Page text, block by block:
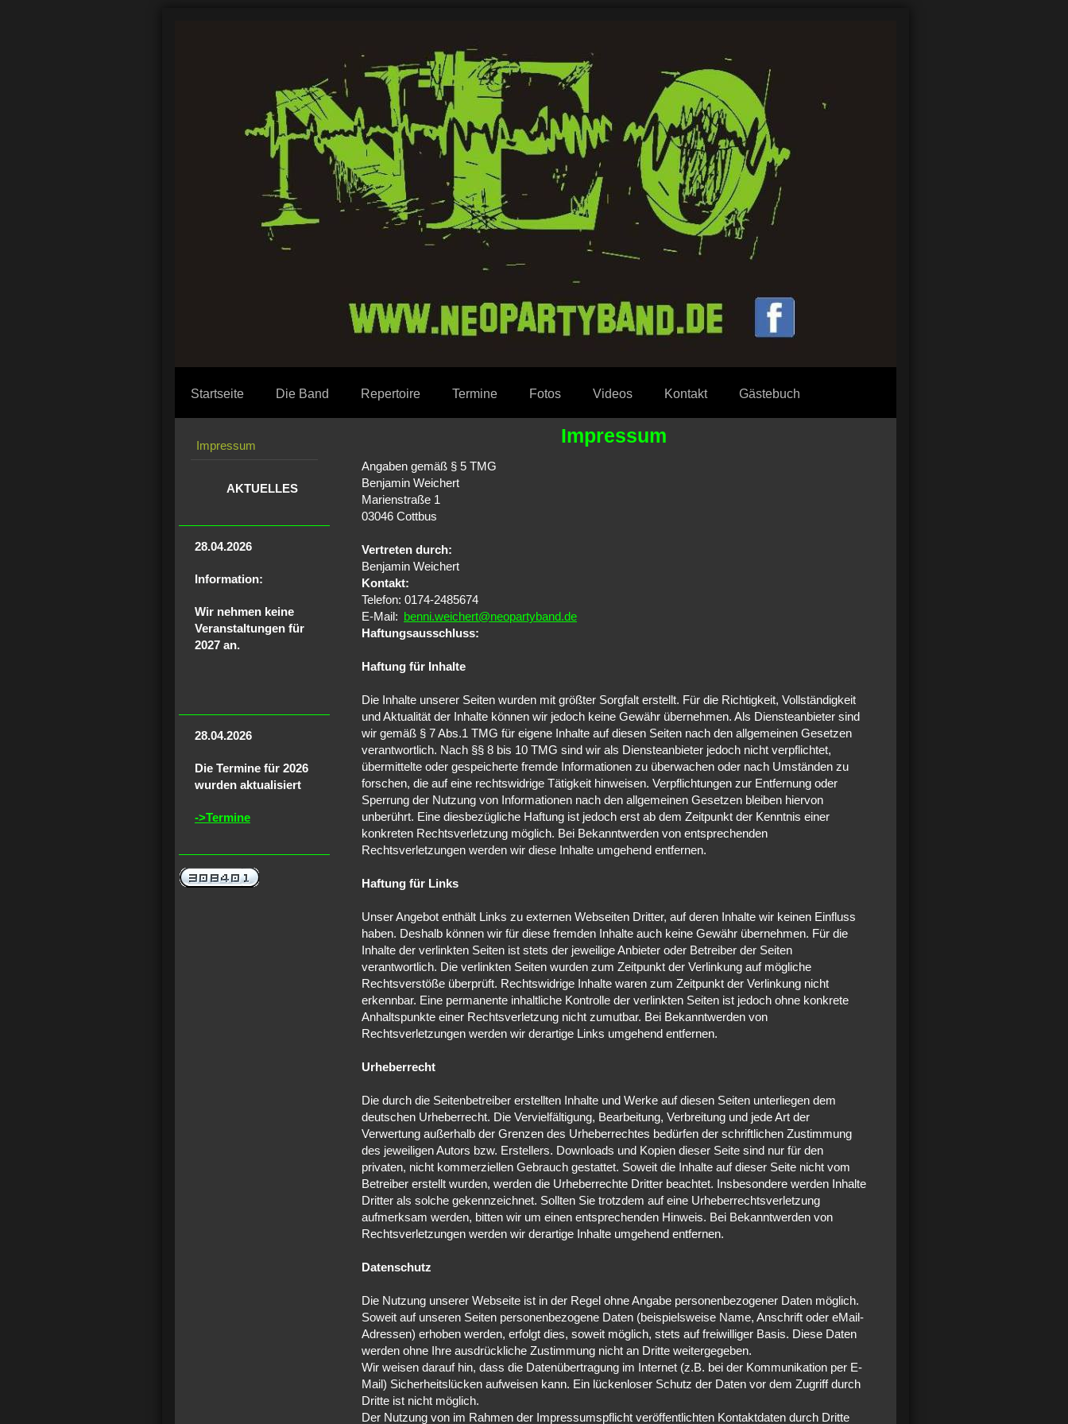
Startseite Die Band Repertoire Termine Fotos Videos Kontakt Gästebuch
Impressum
AKTUELLES
28.04.2026
Information:
Wir nehmen keine
Veranstaltungen für
2027 an.
28.04.2026
Die Termine für 2026
wurden aktualisiert
->Termine
Impressum
Angaben gemäß § 5 TMG
Benjamin Weichert
Marienstraße 1
03046 Cottbus
Vertreten durch:
Benjamin Weichert
Kontakt:
Telefon: 0174-2485674
E-Mail: benni.weichert@neopartyband.de
Haftungsausschluss:
Haftung für Inhalte
Die Inhalte unserer Seiten wurden mit größter Sorgfalt erstellt. Für die Richtigkeit, Vollständigkeit
und Aktualität der Inhalte können wir jedoch keine Gewähr übernehmen. Als Diensteanbieter sind
wir gemäß § 7 Abs.1 TMG für eigene Inhalte auf diesen Seiten nach den allgemeinen Gesetzen
verantwortlich. Nach §§ 8 bis 10 TMG sind wir als Diensteanbieter jedoch nicht verpflichtet,
übermittelte oder gespeicherte fremde Informationen zu überwachen oder nach Umständen zu
forschen, die auf eine rechtswidrige Tätigkeit hinweisen. Verpflichtungen zur Entfernung oder
Sperrung der Nutzung von Informationen nach den allgemeinen Gesetzen bleiben hiervon
unberührt. Eine diesbezügliche Haftung ist jedoch erst ab dem Zeitpunkt der Kenntnis einer
konkreten Rechtsverletzung möglich. Bei Bekanntwerden von entsprechenden
Rechtsverletzungen werden wir diese Inhalte umgehend entfernen.
Haftung für Links
Unser Angebot enthält Links zu externen Webseiten Dritter, auf deren Inhalte wir keinen Einfluss
haben. Deshalb können wir für diese fremden Inhalte auch keine Gewähr übernehmen. Für die
Inhalte der verlinkten Seiten ist stets der jeweilige Anbieter oder Betreiber der Seiten
verantwortlich. Die verlinkten Seiten wurden zum Zeitpunkt der Verlinkung auf mögliche
Rechtsverstöße überprüft. Rechtswidrige Inhalte waren zum Zeitpunkt der Verlinkung nicht
erkennbar. Eine permanente inhaltliche Kontrolle der verlinkten Seiten ist jedoch ohne konkrete
Anhaltspunkte einer Rechtsverletzung nicht zumutbar. Bei Bekanntwerden von
Rechtsverletzungen werden wir derartige Links umgehend entfernen.
Urheberrecht
Die durch die Seitenbetreiber erstellten Inhalte und Werke auf diesen Seiten unterliegen dem
deutschen Urheberrecht. Die Vervielfältigung, Bearbeitung, Verbreitung und jede Art der
Verwertung außerhalb der Grenzen des Urheberrechtes bedürfen der schriftlichen Zustimmung
des jeweiligen Autors bzw. Erstellers. Downloads und Kopien dieser Seite sind nur für den
privaten, nicht kommerziellen Gebrauch gestattet. Soweit die Inhalte auf dieser Seite nicht vom
Betreiber erstellt wurden, werden die Urheberrechte Dritter beachtet. Insbesondere werden Inhalte
Dritter als solche gekennzeichnet. Sollten Sie trotzdem auf eine Urheberrechtsverletzung
aufmerksam werden, bitten wir um einen entsprechenden Hinweis. Bei Bekanntwerden von
Rechtsverletzungen werden wir derartige Inhalte umgehend entfernen.
Datenschutz
Die Nutzung unserer Webseite ist in der Regel ohne Angabe personenbezogener Daten möglich.
Soweit auf unseren Seiten personenbezogene Daten (beispielsweise Name, Anschrift oder eMail-
Adressen) erhoben werden, erfolgt dies, soweit möglich, stets auf freiwilliger Basis. Diese Daten
werden ohne Ihre ausdrückliche Zustimmung nicht an Dritte weitergegeben.
Wir weisen darauf hin, dass die Datenübertragung im Internet (z.B. bei der Kommunikation per E-
Mail) Sicherheitslücken aufweisen kann. Ein lückenloser Schutz der Daten vor dem Zugriff durch
Dritte ist nicht möglich.
Der Nutzung von im Rahmen der Impressumspflicht veröffentlichten Kontaktdaten durch Dritte